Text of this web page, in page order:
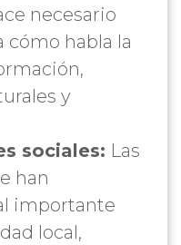
necesario
cómo habla la
y
sociales: Las
han
importante
local,